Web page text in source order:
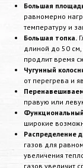
Большая
равномерно
температуру и
Большая топка.
длиной до 50 см,
продлит время
Чугунный
от перегрева и
правую или
широкие
Распределение
газов для
увеличения
газов увеличит